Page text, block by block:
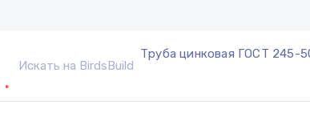
Труба цинковая ГОСТ 245-